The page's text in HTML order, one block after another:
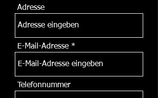
Adresse
E-Mail-Adresse
Telefonnummer